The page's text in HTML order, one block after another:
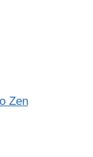
Zen